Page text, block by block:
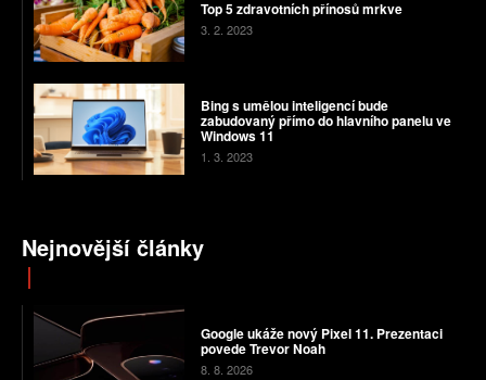
Top 5 zdravotních přínosů mrkve
3. 2. 2023
Bing s umělou inteligencí bude
zabudovaný přímo do hlavního panelu ve
Windows 11
1. 3. 2023
Nejnovější články
Google ukáže nový Pixel 11. Prezentaci
povede Trevor Noah
8. 8. 2026